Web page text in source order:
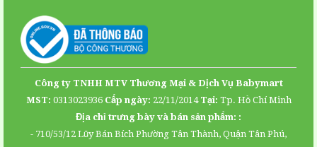
Facebook
Youtube
Công ty TNHH MTV Thương Mại & Dịch Vụ Babymart
MST: 0313023936 Cấp ngày: 22/11/2014 Tại: Tp. Hồ Chí Minh
Địa chỉ trưng bày và bán sản phẩm: :
- 710/53/12 Lũy Bán Bích Phường Tân Thành, Quận Tân Phú,